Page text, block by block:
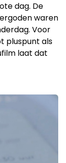
dag. De
waren
Voor
pluspunt als
laat dat